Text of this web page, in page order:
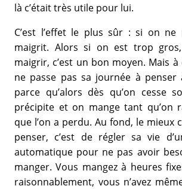
là c’était très utile pour lui.
C’est l’effet le plus sûr : si on ne
maigrit. Alors si on est trop
maigrir, c’est un bon moyen. Mais à
ne passe pas sa journée à
parce qu’alors dès qu’on cesse
précipite et on mange tant qu’on
que l’on a perdu. Au fond, le mieux
penser, c’est de régler sa vie
automatique pour ne pas avoir
manger. Vous mangez à heures
raisonnablement, vous n’avez